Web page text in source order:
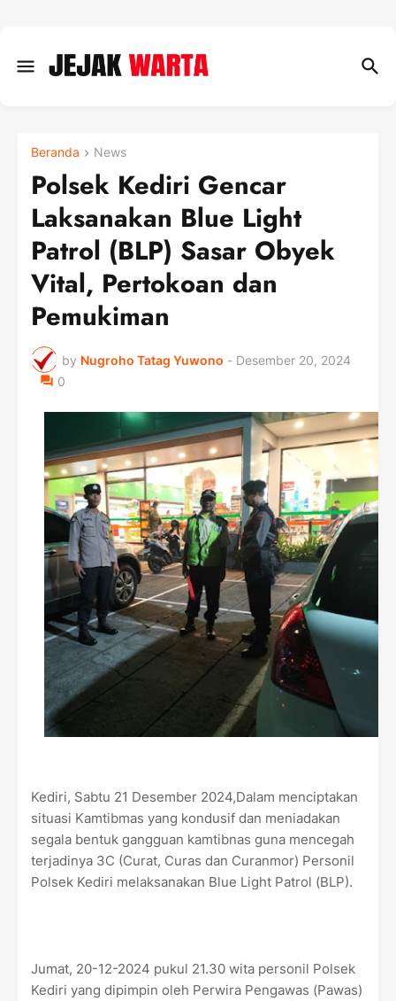
Beranda News
Polsek Kediri Gencar
Laksanakan Blue Light
Patrol (BLP) Sasar Obyek
Vital, Pertokoan dan
Pemukiman
by Nugroho Tatag Yuwono - Desember 20, 2024
0
Kediri, Sabtu 21 Desember 2024,Dalam menciptakan
situasi Kamtibmas yang kondusif dan meniadakan
segala bentuk gangguan kamtibnas guna mencegah
terjadinya 3C (Curat, Curas dan Curanmor) Personil
Polsek Kediri melaksanakan Blue Light Patrol (BLP).
Jumat, 20-12-2024 pukul 21.30 wita personil Polsek
Kediri yang dipimpin oleh Perwira Pengawas (Pawas)